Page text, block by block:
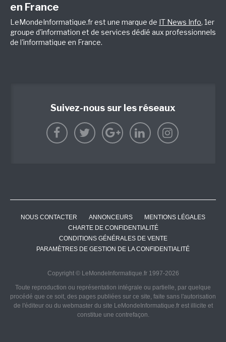
en France
LeMondeInformatique.fr est une marque de IT News Info, 1er
groupe d'information et de services dédié aux professionnels
de l'informatique en France.
Suivez-nous sur les réseaux
NOUS CONTACTER ANNONCEURS
MENTIONS LÉGALES
CHARTE DE CONFIDENTIALITÉ
CONDITIONS GÉNÉRALES DE VENTE
PARAMÈTRES DE GESTION DE LA CONFIDENTIALITÉ
Copyright © LeMondeInformatique.fr 1997-2026
Toute reproduction ou représentation intégrale ou partielle, par quelque
procédé que ce soit, des pages publiées sur ce site, faite sans l'autorisation
de l'éditeur ou du webmaster du site LeMondeInformatique.fr est illicite et
constitue une contrefaçon.